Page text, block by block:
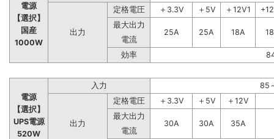
電源
【選択】
国産
1000W
出力
定格電圧 ＋3.3V ＋5V ＋12V1
最大出力
25A
25A 18A
電流
効率
電源
【選択】
UPS電源
520W
入力 85
出力
定格電圧 ＋3.3V ＋5V
＋12V
最大出力
30A
30A
35A
電流